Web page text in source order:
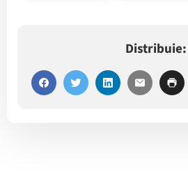
Distribuie: